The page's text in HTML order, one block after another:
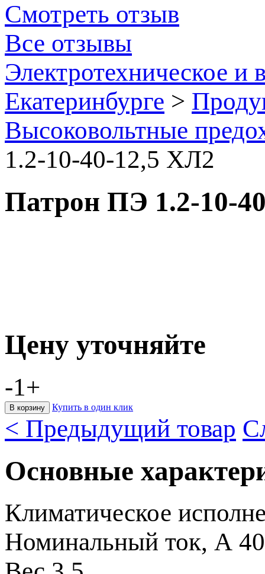
Смотреть отзыв
Все отзывы
Электротехническое и
Екатеринбурге >
Высоковольтные
1.2-10-40-12,5 ХЛ2
Патрон ПЭ 1.2-10-
Цену уточняйте
-1+
Купить в один клик
< Предыдущий товар
Основные
Климатическое
Номинальный ток, А 40